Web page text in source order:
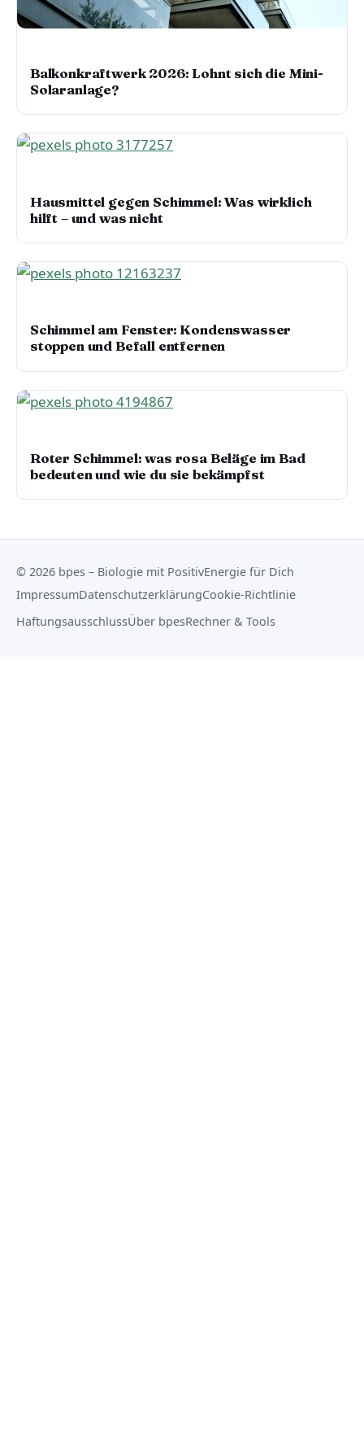
Balkonkraftwerk 2026: Lohnt sich die Mini-
Solaranlage?
Hausmittel gegen Schimmel: Was wirklich
hilft – und was nicht
Schimmel am Fenster: Kondenswasser
stoppen und Befall entfernen
Roter Schimmel: was rosa Beläge im Bad
bedeuten und wie du sie bekämpfst
© 2026 bpes – Biologie mit PositivEnergie für Dich
ImpressumDatenschutzerklärungCookie-Richtlinie
HaftungsausschlussÜber bpesRechner & Tools